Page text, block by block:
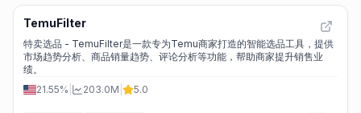
TemuFilter
特卖选品 - TemuFilter是一款专为Temu商家打造的智能选品工具，提供
市场趋势分析、商品销量趋势、评论分析等功能，帮助商家提升销售业
绩。
21.55%
203.0M 5.0